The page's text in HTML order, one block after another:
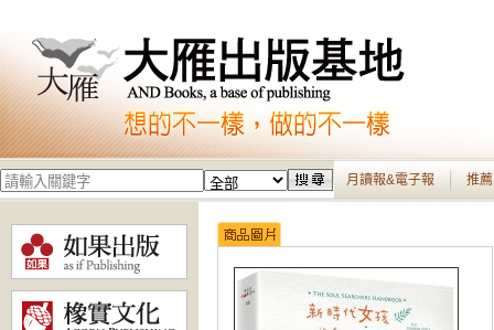
月讀報&電子報 推